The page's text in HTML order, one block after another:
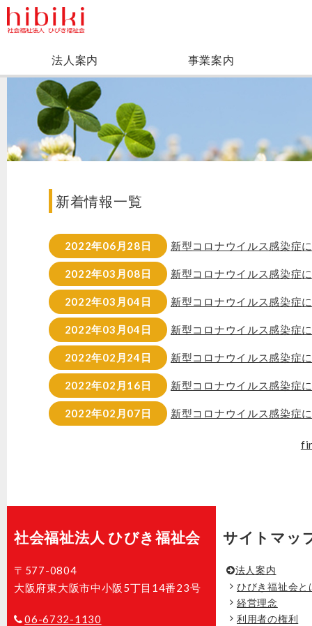
法人案内 事業案内
新着情報一覧
2022年06月28日 新型コロナウイルス感染症
2022年03月08日 新型コロナウイルス感染症
2022年03月04日 新型コロナウイルス感染症
2022年03月04日 新型コロナウイルス感染症
2022年02月24日 新型コロナウイルス感染症
2022年02月16日 新型コロナウイルス感染症
2022年02月07日 新型コロナウイルス感染症
社会福祉法人 ひびき福祉会
〒577-0804
大阪府東大阪市中小阪5丁目14番23号
06-6732-1130
サイトマッ
法人案内
ひびき福祉会と
経営理念
利用者の権利